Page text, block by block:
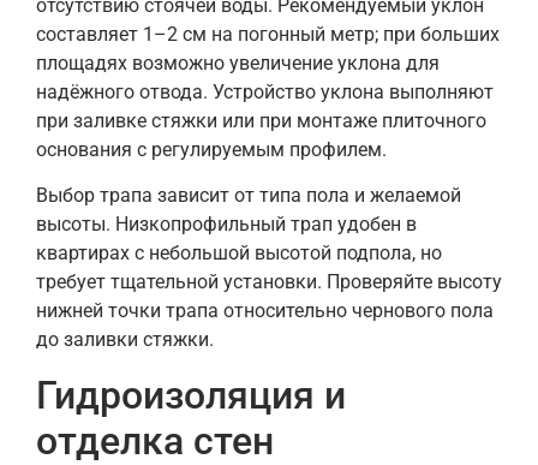
отсутствию стоячей воды. Рекомендуемый уклон
составляет 1–2 см на погонный метр; при больших
площадях возможно увеличение уклона для
надёжного отвода. Устройство уклона выполняют
при заливке стяжки или при монтаже плиточного
основания с регулируемым профилем.
Выбор трапа зависит от типа пола и желаемой
высоты. Низкопрофильный трап удобен в
квартирах с небольшой высотой подполa, но
требует тщательной установки. Проверяйте высоту
нижней точки трапа относительно чернового пола
до заливки стяжки.
Гидроизоляция и
отделка стен